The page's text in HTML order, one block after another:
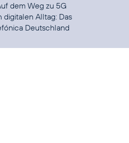
dem Weg zu 5G
digitalen Alltag: Das
Deutschland